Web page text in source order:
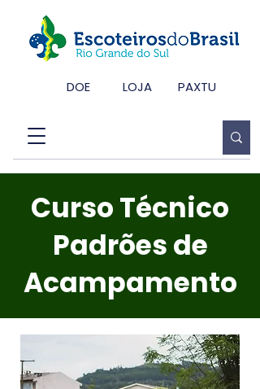
DOE LOJA PAXTU
Curso Técnico
Padrões de
Acampamento